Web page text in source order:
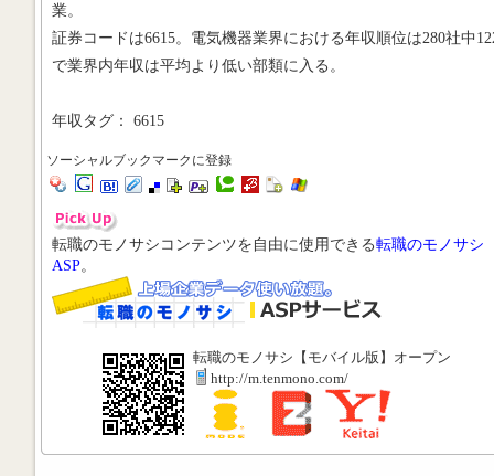
業。
証券コードは6615。電気機器業界における年収順位は280社中
で業界内年収は平均より低い部類に入る。
年収タグ： 6615
ソーシャルブックマークに登録
転職のモノサシコンテンツを自由に使用できる転職のモノサシ
ASP。
転職のモノサシ【モバイル版】オープン
http://m.tenmono.com/